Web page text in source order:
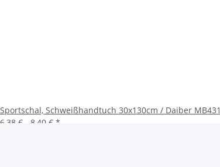
Sportschal, Schweißhandtuch 30x130cm / Daiber MB431
6,38 € - 8,40 € *